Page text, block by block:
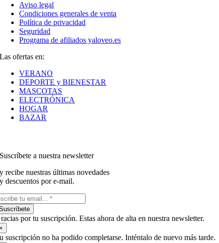
Aviso legal
Condiciones generales de venta
Política de privacidad
Seguridad
Programa de afiliados yaloveo.es
Las ofertas en:
VERANO
DEPORTE y BIENESTAR
MASCOTAS
ELECTRÓNICA
HOGAR
BAZAR
Suscríbete a nuestra newsletter
y recibe nuestras últimas novedades
y descuentos por e-mail.
por tu suscripción. Estas ahora de alta en nuestra newsletter.
suscripción no ha podido completarse. Inténtalo de nuevo más tarde.